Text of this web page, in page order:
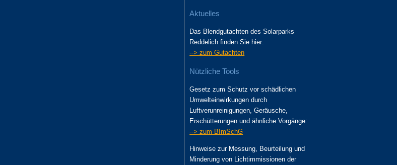
Aktuelles
Das Blendgutachten des Solarparks
Reddelich finden Sie hier:
--> zum Gutachten
Nützliche Tools
Gesetz zum Schutz vor schädlichen
Umwelteinwirkungen durch
Luftverunreinigungen, Geräusche,
Erschütterungen und ähnliche Vorgänge:
--> zum BImSchG
Hinweise zur Messung, Beurteilung und
Minderung von Lichtimmissionen der